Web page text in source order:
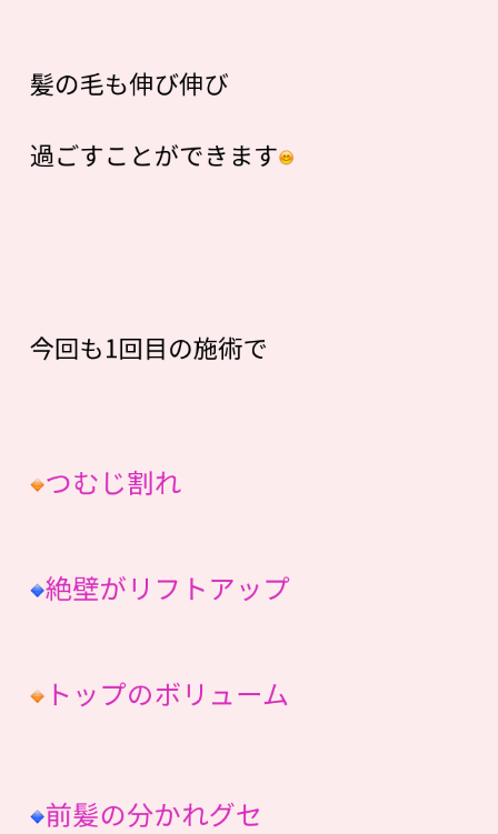
髪の毛も伸び伸び
過ごすことができます
今回も1回目の施術で
つむじ割れ
絶壁がリフトアップ
トップのボリューム
前髪の分かれグセ